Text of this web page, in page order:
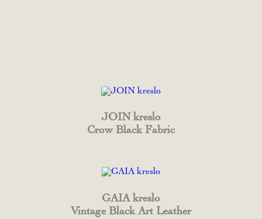
JOIN kreslo
Crow Black Fabric
GAIA kreslo
Vintage Black Art Leather